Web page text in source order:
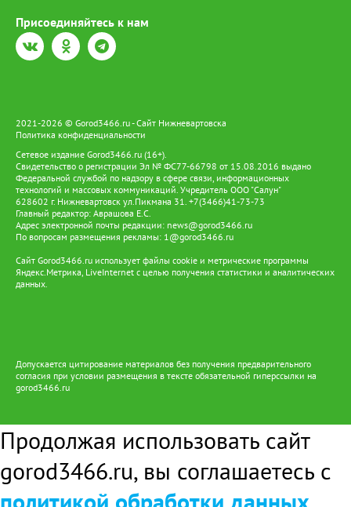
Присоединяйтесь к нам
2021-2026 © Gorod3466.ru - Сайт Нижневартовска
Политика конфиденциальности
Сетевое издание Gorod3466.ru (16+).
Свидетельство о регистрации Эл № ФС77-66798 от 15.08.2016 выдано
Федеральной службой по надзору в сфере связи, информационных
технологий и массовых коммуникаций. Учредитель ООО "Салун"
628602 г. Нижневартовск ул.Пикмана 31. +7(3466)41-73-73
Главный редактор: Аврашова Е.С.
Адрес электронной почты редакции: news@gorod3466.ru
По вопросам размещения рекламы: 1@gorod3466.ru
Сайт Gorod3466.ru использует файлы cookie и метрические программы
Яндекс.Метрика, LiveInternet с целью получения статистики и аналитических
данных.
Допускается цитирование материалов без получения предварительного
согласия при условии размещения в тексте обязательной гиперссылки на
gorod3466.ru
Продолжая использовать сайт
gorod3466.ru, вы соглашаетесь с